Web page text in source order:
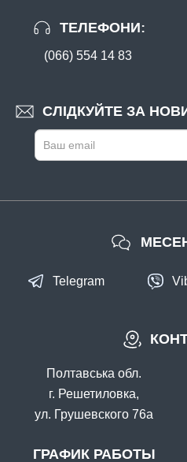
ТЕЛЕФОНИ:
(066) 554 14 83
СЛІДКУЙТЕ ЗА
Полтавська обл.
г. Решетиловка,
ул. Грушевского 76а
ГРАФИК РАБОТЫ
Telegram